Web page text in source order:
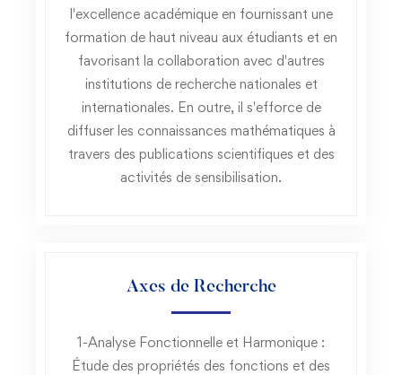
l'excellence académique en fournissant une
formation de haut niveau aux étudiants et en
favorisant la collaboration avec d'autres
institutions de recherche nationales et
internationales. En outre, il s'efforce de
diffuser les connaissances mathématiques à
travers des publications scientifiques et des
activités de sensibilisation.
Axes de Recherche
1-Analyse Fonctionnelle et Harmonique :
Étude des propriétés des fonctions et des